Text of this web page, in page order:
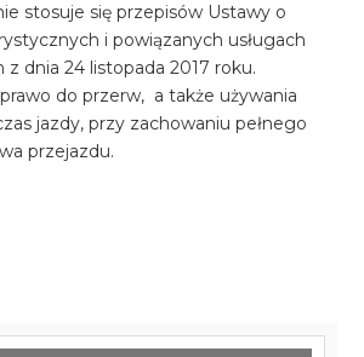
stosuje się przepisów Ustawy o
i powiązanych usługach
dnia 24 listopada 2017 roku.
do przerw, a także używania
jazdy, przy zachowaniu pełnego
przejazdu.